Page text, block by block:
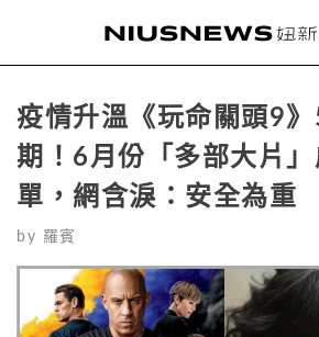
疫情升溫《玩命關頭9
期！6月份「多部大片」
單，網含淚：安全為重
by 羅賓